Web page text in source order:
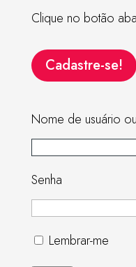
Clique no botão
Cadastre-se!
Nome de usuário
Senha
Lembrar-me